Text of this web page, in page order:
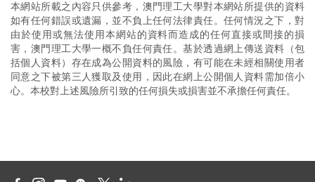
本網站所載之內容只供參考，澳門理工大學對本網站所提供的資料
如有任何錯誤或遺漏，並不負上任何法律責任。任何情況之下，對
由於使用或無法使用本網站的資料而造成的任何直接或間接的損
害，澳門理工大學一概不負任何責任。基於透過網上傳送資料（包
括個人資料）存在成為公開資料的風險，有可能在未經相關使用者
同意之下被第三人獲取及使用，因此在網上公開個人資料需加倍小
心。本校對上述風險所引致的任何損失或損害並不承擔任何責任。